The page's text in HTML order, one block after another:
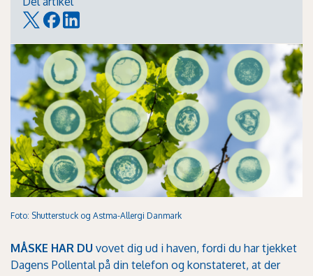
Foto: Shutterstuck og Astma-Allergi Danmark
MÅSKE HAR DU vovet dig ud i haven, fordi du har tjekket
Dagens Pollental på din telefon og konstateret, at der